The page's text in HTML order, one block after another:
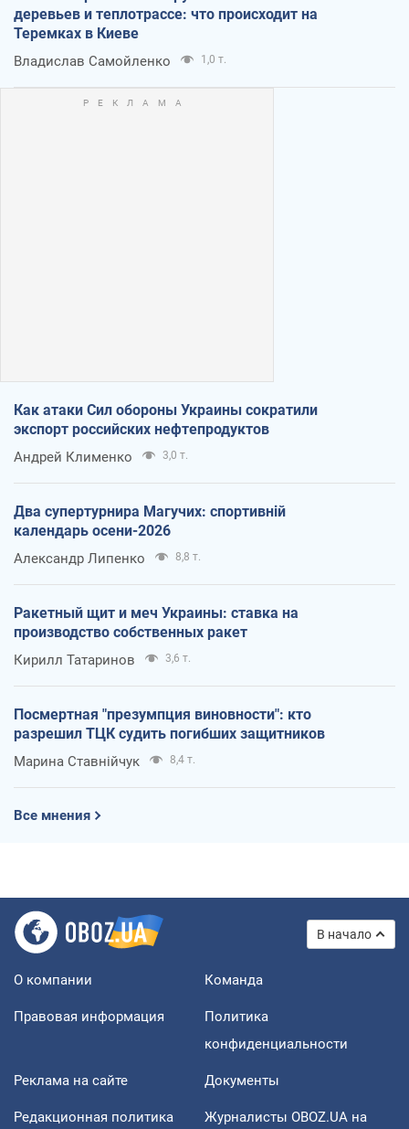
деревьев и теплотрассе: что происходит на
Теремках в Киеве
Владислав Самойленко 1,0 т.
Как атаки Сил обороны Украины сократили
экспорт российских нефтепродуктов
Андрей Клименко 3,0 т.
Два супертурнира Магучих: спортивній
календарь осени-2026
Александр Липенко 8,8 т.
Ракетный щит и меч Украины: ставка на
производство собственных ракет
Кирилл Татаринов 3,6 т.
Посмертная "презумпция виновности": кто
разрешил ТЦК судить погибших защитников
Марина Ставнійчук 8,4 т.
Все мнения
В начало
О компании Команда
Правовая информация
Политика
конфиденциальности
Реклама на сайте Документы
Редакционная политика
Журналисты OBOZ.UA на